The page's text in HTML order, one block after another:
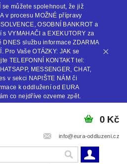
se můžete spolehnout, že již
v procesu MOŽNÉ přípravy
OSOBNÍ BANKROT a
VYMAHAČI a EXEKUTORY za
DNES službu informace ZDARMA
Pro Vaše OTÁZKY: JAK se
TELEFONNÍ KONTAKT tel:
MESSENGER, CHAT,
v sekci NAPIŠTE NÁM či
k oddlužení od EURA
co nejdříve ozveme zpět.
info@eura-oddluzeni.cz
0 Kč